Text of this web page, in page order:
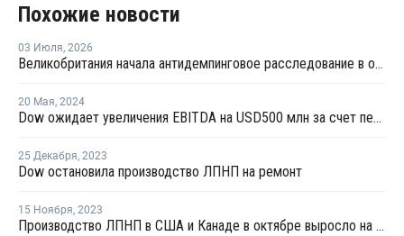
Похожие новости
03 Июля, 2026
Великобритания начала антидемпинговое расследование в отношении импорта ЛПНП из США
20 Мая, 2024
Dow ожидает увеличения EBITDA на USD500 млн за счет переработки отходов к 2030 году
25 Декабря, 2023
Dow остановила производство ЛПНП на ремонт
15 Ноября, 2023
Производство ЛПНП в США и Канаде в октябре выросло на 7%